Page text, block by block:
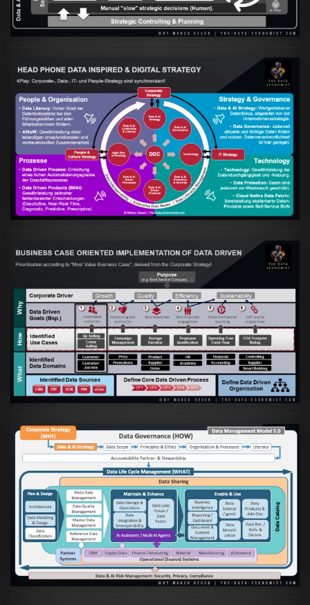
Artikel:Kennst Du schon die "Head Phone
Data Driven Strategy"?
VIEW
Artikel:
Business Case orientierte
Etablierung einer Data Driven Company
VIEW
Artikel:Die moderne Architektur für
Daten- und KI-orientierte Unternehmen
VIEW